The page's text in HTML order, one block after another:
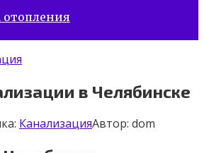
отопления
в Челябинске
КанализацияАвтор: dom